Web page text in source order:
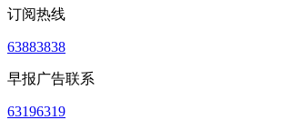
订阅热线
63883838
早报广告联系
63196319